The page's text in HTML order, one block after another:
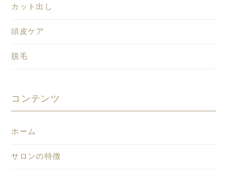
カット出し
頭皮ケア
脱毛
コンテンツ
ホーム
サロンの特徴